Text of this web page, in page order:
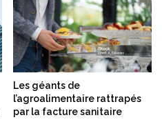
Les géants de
l’agroalimentaire rattrapés
par la facture sanitaire